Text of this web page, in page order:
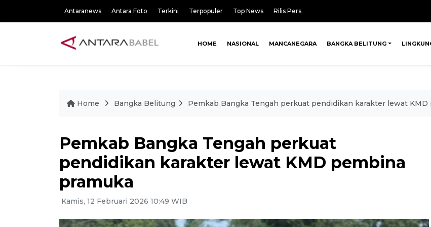
Antaranews Antara Foto Terkini Terpopuler Top News Rilis Pers
HOME NASIONAL MANCANEGARA BANGKA BELITUNG
Home Bangka Belitung Pemkab Bangka Tengah perkuat pendidikan karakter lewat KMD
Pemkab Bangka Tengah perkuat
pendidikan karakter lewat KMD pembina
pramuka
Kamis, 12 Februari 2026 10:49 WIB